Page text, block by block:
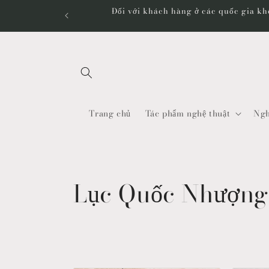
Đối với khách hàng ở các quốc gia
Trang chủ Tác phẩm nghệ thuật
B
Lục Quốc Nhượng